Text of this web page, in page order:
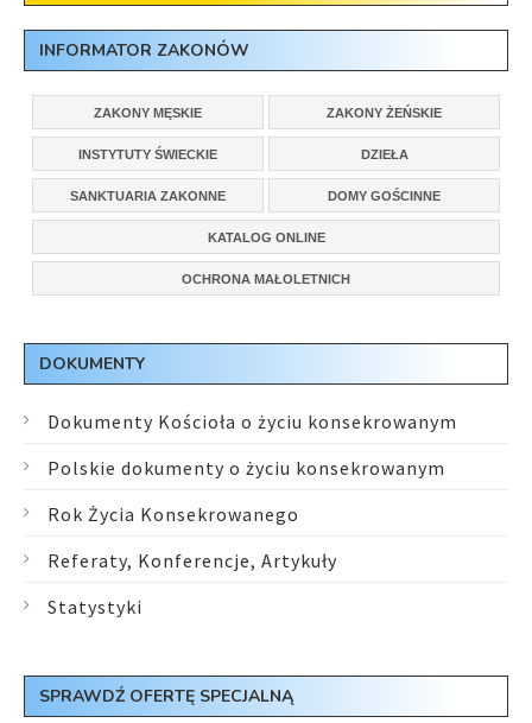
INFORMATOR ZAKONÓW
ZAKONY MĘSKIE ZAKONY ŻEŃSKIE
INSTYTUTY ŚWIECKIE DZIEŁA
SANKTUARIA ZAKONNE DOMY GOŚCINNE
KATALOG ONLINE
OCHRONA MAŁOLETNICH
DOKUMENTY
Dokumenty Kościoła o życiu konsekrowanym
Polskie dokumenty o życiu konsekrowanym
Rok Życia Konsekrowanego
Referaty, Konferencje, Artykuły
Statystyki
SPRAWDŹ OFERTĘ SPECJALNĄ